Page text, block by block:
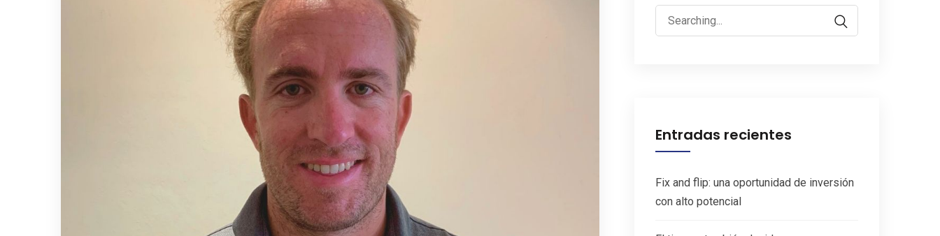
Search
for:
Entradas recientes
Fix and flip: una oportunidad de inversión
con alto potencial